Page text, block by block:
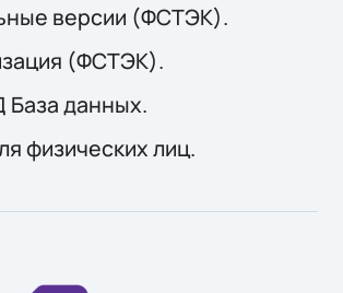
версии (ФСТЭК).
(ФСТЭК).
данных.
физических лиц.